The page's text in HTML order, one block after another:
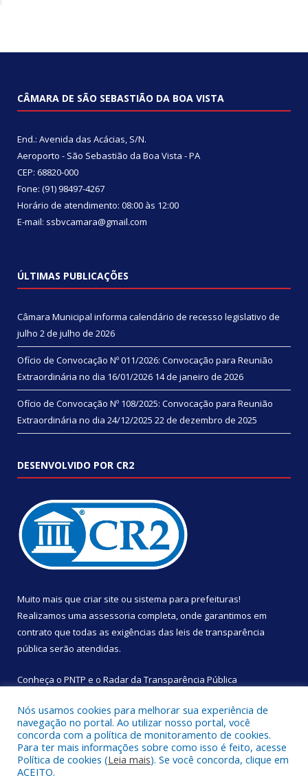
CÂMARA DE SÃO SEBASTIÃO DA BOA VISTA
End.: Avenida das Acácias, S/N.
Aeroporto - São Sebastião da Boa Vista - PA
CEP: 68820-000
Fone: (91) 98497-4267
Horário de atendimento: 08:00 às 12:00
E-mail: ssbvcamara@gmail.com
ÚLTIMAS PUBLICAÇÕES
Câmara Municipal informa calendário de recesso legislativo de
julho 2 de julho de 2026
Ofício de Convocação Nº 011/2026: Convocação para Reunião
Extraordinária no dia 16/01/2026 14 de janeiro de 2026
Ofício de Convocação Nº 108/2025: Convocação para Reunião
Extraordinária no dia 24/12/2025 22 de dezembro de 2025
DESENVOLVIDO POR CR2
Muito mais que criar site ou sistema para prefeituras!
Realizamos uma assessoria completa, onde garantimos em
contrato que todas as exigências das leis de transparência
pública serão atendidas.
Conheça o PNTP e o Radar da Transparência Pública
Todos os direitos reservados a Câmara Municipal de São
Sebastião da Boa Vista.
Nós usamos cookies para melhorar sua experiência de
navegação no portal. Ao utilizar nosso portal, você
concorda com a política de monitoramento de cookies.
Para ter mais informações sobre como isso é feito, acesse
Política de cookies (Leia mais). Se você concorda, clique em
ACEITO.